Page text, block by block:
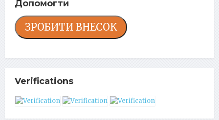
Допомогти
ЗРОБИТИ ВНЕСОК
Verifications